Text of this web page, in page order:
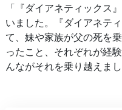
「『ダイアネティックス
いました。『ダイアネテ
て、妹や家族が父の死を
ったこと、それぞれが経
んながそれを乗り越えまし